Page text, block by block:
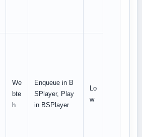
We
bte
h
Enqueue in B
SPlayer, Play
in BSPlayer
Lo
w